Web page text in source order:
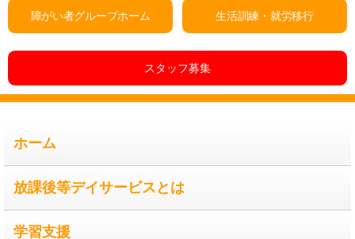
れ
で
し
障がい者グループホーム 生活訓練・就労移行
スタッフ募集
ホーム
放課後等デイサービスとは
学習支援